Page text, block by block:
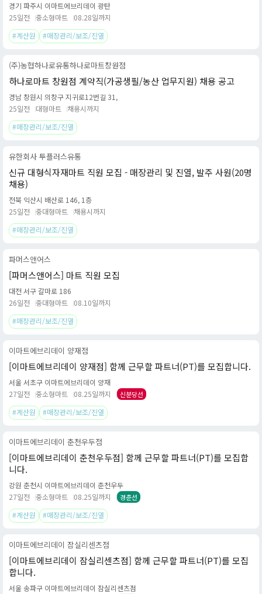
경기 파주시 이마트에브리데이 광탄
25일전
중소형마트
08.28일까지
#계산원
#매장관리/보조/진열
(주)농협하나로유통하나로마트창원점
하나로마트 창원점 계약직(가공생필/농산 업무지원) 채용 공고
경남 창원시 의창구 지귀로12번길 31,
25일전
대형마트
채용시까지
#매장관리/보조/진열
유한회사 투플러스유통
신규 대형식자재마트 직원 모집 - 매장관리 및 진열, 발주 사원(20명
채용)
전북 익산시 배산로 146, 1층
25일전
중대형마트
채용시까지
#매장관리/보조/진열
파머스앤어스
[파머스앤어스] 마트 직원 모집
대전 서구 갈마로 186
26일전
중대형마트
08.10일까지
#매장관리/보조/진열
이마트에브리데이 양재점
[이마트에브리데이 양재점] 함께 근무할 파트너(PT)를 모집합니다.
서울 서초구 이마트에브리데이 양재
27일전
중소형마트 08.25일까지 신분당선
#계산원 #매장관리/보조/진열
이마트에브리데이 춘천우두점
[이마트에브리데이 춘천우두점] 함께 근무할 파트너(PT)를 모집합
니다.
강원 춘천시 이마트에브리데이 춘천우두
27일전
중소형마트 08.25일까지 경춘선
#계산원 #매장관리/보조/진열
이마트에브리데이 잠실리센츠점
[이마트에브리데이 잠실리센츠점] 함께 근무할 파트너(PT)를 모집
합니다.
서울 송파구 이마트에브리데이 잠실리센츠점